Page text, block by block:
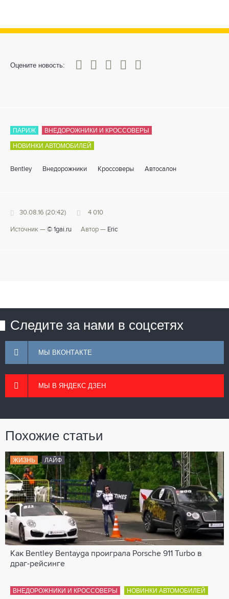
Оцените новость:
0
1 3 4 5
ПАРИЖ ВНЕДОРОЖНИКИ И КРОССОВЕРЫ
НОВИНКИ АВТОМОБИЛЕЙ
Bentley Внедорожники Кроссоверы Автосалон
30.08.16 (20:42) 4 010
Источник — © 1gai.ru Автор — Eric
Следите за нами в соцсетях
МЫ ВКОНТАКТЕ
МЫ В ЯНДЕКС ДЗЕН
Похожие статьи
ЖИЗНЬ ЛАЙФ
Как Bentley Bentayga проиграла Porsche 911 Turbo в
драг-рейсинге
ВНЕДОРОЖНИКИ И КРОССОВЕРЫ НОВИНКИ АВТОМОБИЛЕЙ